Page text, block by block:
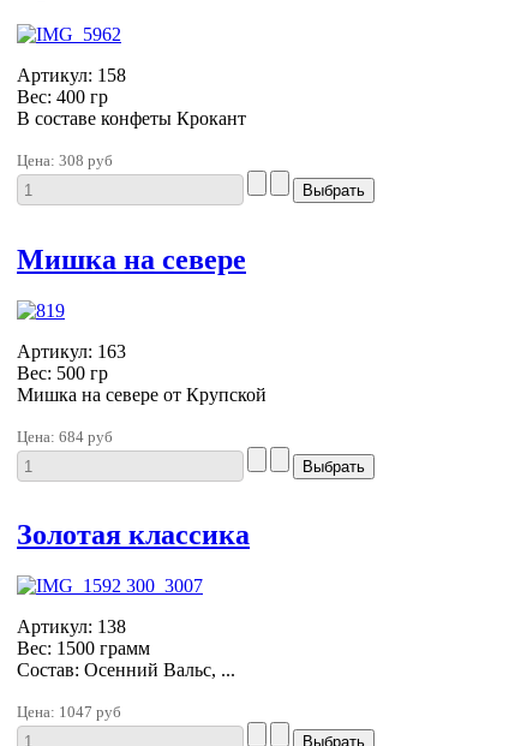
Артикул: 158
Вес: 400 гр
В составе конфеты Крокант
Цена: 308 руб
Мишка на севере
Артикул: 163
Вес: 500 гр
Мишка на севере от Крупской
Цена: 684 руб
Золотая классика
Артикул: 138
Вес: 1500 грамм
Состав: Осенний Вальс, ...
Цена: 1047 руб